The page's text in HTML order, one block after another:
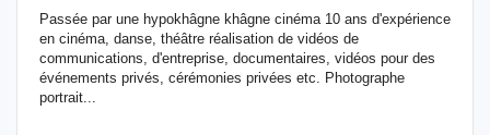
Passée par une hypokhâgne khâgne cinéma 10 ans d'expérience
en cinéma, danse, théâtre réalisation de vidéos de
communications, d'entreprise, documentaires, vidéos pour des
événements privés, cérémonies privées etc. Photographe
portrait...